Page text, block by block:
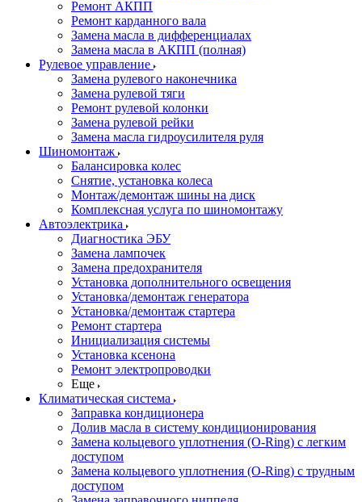
Ремонт АКПП
Ремонт карданного вала
Замена масла в дифференциалах
Замена масла в АКПП (полная)
Рулевое управление
Замена рулевого наконечника
Замена рулевой тяги
Ремонт рулевой колонки
Замена рулевой рейки
Замена масла гидроусилителя руля
Шиномонтаж
Балансировка колес
Снятие, установка колеса
Монтаж/демонтаж шины на диск
Комплексная услуга по шиномонтажу
Автоэлектрика
Диагностика ЭБУ
Замена лампочек
Замена предохранителя
Установка дополнительного освещения
Установка/демонтаж генератора
Установка/демонтаж стартера
Ремонт стартера
Инициализация системы
Установка ксенона
Ремонт электропроводки
Еще
Климатическая система
Заправка кондиционера
Долив масла в систему кондиционирования
Замена кольцевого уплотнения (O-Ring) с легким
доступом
Замена кольцевого уплотнения (O-Ring) с трудным
доступом